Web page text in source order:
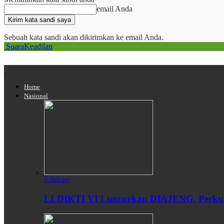
email Anda
Sebuah kata sandi akan dikirimkan ke email Anda.
SuaraKeadilan
Home
Nasional
Edukasi
LLDIKTI VI Luncurkan DIAJENG,